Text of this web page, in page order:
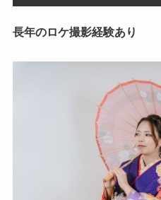
長年のロケ撮影経験あり